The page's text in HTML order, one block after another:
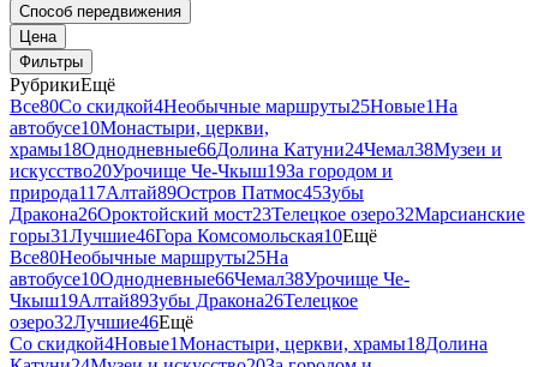
Способ передвижения
Цена
Фильтры
РубрикиЕщё
Все80Со скидкой4Необычные маршруты25Новые1На
автобусе10Монастыри, церкви,
храмы18Однодневные66Долина Катуни24Чемал38Музеи и
искусство20Урочище Че-Чкыш19За городом и
природа117Алтай89Остров Патмос45Зубы
Дракона26Ороктойский мост23Телецкое озеро32Марсианские
горы31Лучшие46Гора Комсомольская10Ещё
Все80Необычные маршруты25На
автобусе10Однодневные66Чемал38Урочище Че-
Чкыш19Алтай89Зубы Дракона26Телецкое
озеро32Лучшие46Ещё
Со скидкой4Новые1Монастыри, церкви, храмы18Долина